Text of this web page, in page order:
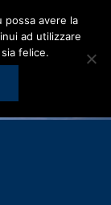
possa avere la
ad utilizzare
felice.